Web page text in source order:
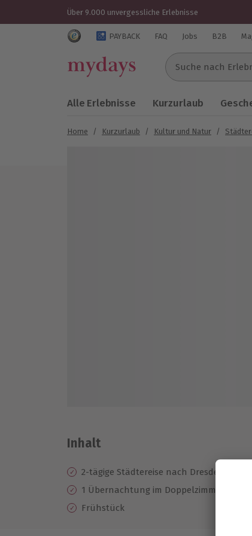
Über 9.000 unvergessliche Erlebnisse
Trustedshops Bewertungen für mydays.de
PAYBACK FAQ Jobs B2B
Suche nach
Alle Erlebnisse Kurzurlaub
Home / Kurzurlaub / Kultur und Natur /
Inhalt
2-tägige Städtereise nach Dresden für 2
1 Übernachtung im Doppelzimmer im
Frühstück